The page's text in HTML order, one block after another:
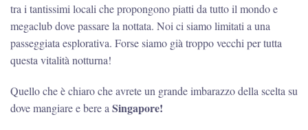
tra i tantissimi locali che propongono piatti da tutto il mondo e
megaclub dove passare la nottata. Noi ci siamo limitati a una
passeggiata esplorativa. Forse siamo già troppo vecchi per tutta
questa vitalità notturna!
Quello che è chiaro che avrete un grande imbarazzo della scelta su
dove mangiare e bere a Singapore!